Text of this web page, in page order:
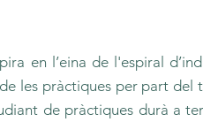
en l’eina de l'espiral
les pràctiques per part
de pràctiques durà a